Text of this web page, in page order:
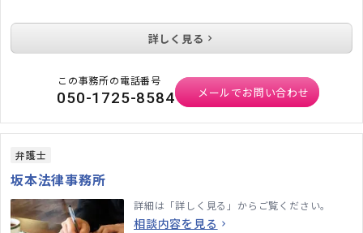
詳しく見る
この事務所の電話番号
050-1725-8584 メールでお問い合わせ
弁護士
坂本法律事務所
詳細は「詳しく見る」からご覧ください。
相談内容を見る